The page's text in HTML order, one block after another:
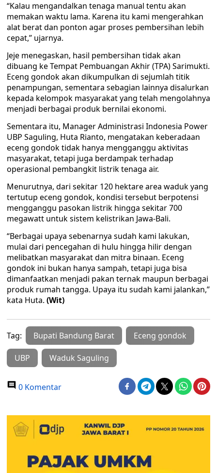
“Kalau mengandalkan tenaga manual tentu akan
memakan waktu lama. Karena itu kami mengerahkan
alat berat dan ponton agar proses pembersihan lebih
cepat,” ujarnya.
Jeje menegaskan, hasil pembersihan tidak akan
dibuang ke Tempat Pembuangan Akhir (TPA) Sarimukti.
Eceng gondok akan dikumpulkan di sejumlah titik
penampungan, sementara sebagian lainnya disalurkan
kepada kelompok masyarakat yang telah mengolahnya
menjadi berbagai produk bernilai ekonomi.
Sementara itu, Manager Administrasi Indonesia Power
UBP Saguling, Huta Rianto, mengatakan keberadaan
eceng gondok tidak hanya mengganggu aktivitas
masyarakat, tetapi juga berdampak terhadap
operasional pembangkit listrik tenaga air.
Menurutnya, dari sekitar 120 hektare area waduk yang
tertutup eceng gondok, kondisi tersebut berpotensi
mengganggu pasokan listrik hingga sekitar 700
megawatt untuk sistem kelistrikan Jawa-Bali.
“Berbagai upaya sebenarnya sudah kami lakukan,
mulai dari pencegahan di hulu hingga hilir dengan
melibatkan masyarakat dan mitra binaan. Eceng
gondok ini bukan hanya sampah, tetapi juga bisa
dimanfaatkan menjadi pakan ternak maupun berbagai
produk rumah tangga. Upaya itu sudah kami jalankan,”
kata Huta. (Wit)
Tag: Bupati Bandung Barat Eceng gondok
UBP Waduk Saguling
0 Komentar